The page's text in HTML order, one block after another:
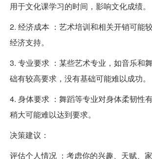
用于文化课学习的时间，影响文化成绩。
2. 经济成本 ：艺术培训和相关开销可能
经济支持。
3. 专业要求 ：某些艺术专业，如音乐和
础有较高要求，没有基础可能难以成功。
4. 身体要求 ：舞蹈等专业对身体柔韧性
稍大可能难以达到要求。
决策建议：
评估个人情况 ：考虑你的兴趣、天赋、